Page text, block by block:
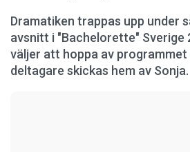
Dramatiken trappas upp under
avsnitt i "Bachelorette" Sverige
väljer att hoppa av
deltagare skickas hem av Sonja.